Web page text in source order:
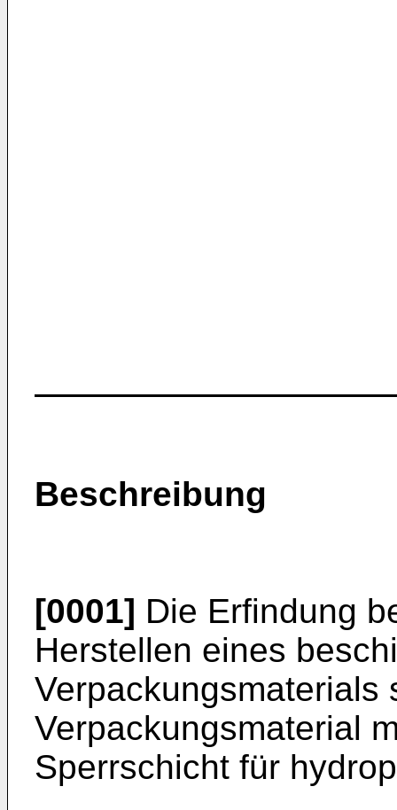
Beschreibung
[0001] Die Erfindung
Herstellen eines
Verpackungsmaterials
Verpackungsmaterial
Sperrschicht für